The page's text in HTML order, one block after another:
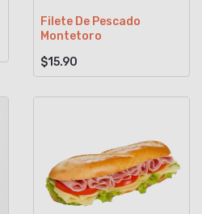
Filete De Pescado
Montetoro
$15.90